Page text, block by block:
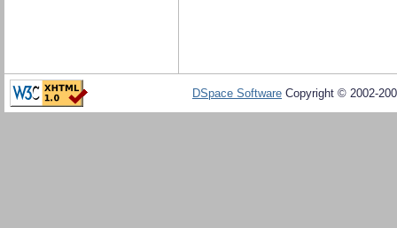
DSpace Software Copyright © 2002-